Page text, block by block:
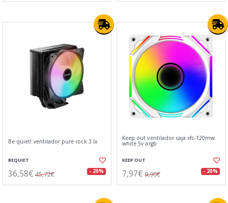
Be quiet! ventilador pure rock 3 lx
BEQUIET
36,58€ 45,72€ - 20%
Keep out ventilador caja xfc-120mw
white 5v argb
KEEP OUT
7,97€ 9,96€ - 20%